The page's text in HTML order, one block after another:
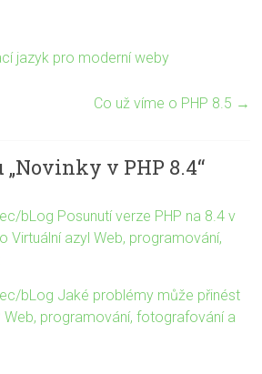
jazyk pro moderní weby
Co už víme o PHP 8.5 →
Novinky v PHP 8.4“
bLog Posunutí verze PHP na 8.4 v
Virtuální azyl Web, programování,
bLog Jaké problémy může přinést
Web, programování, fotografování a